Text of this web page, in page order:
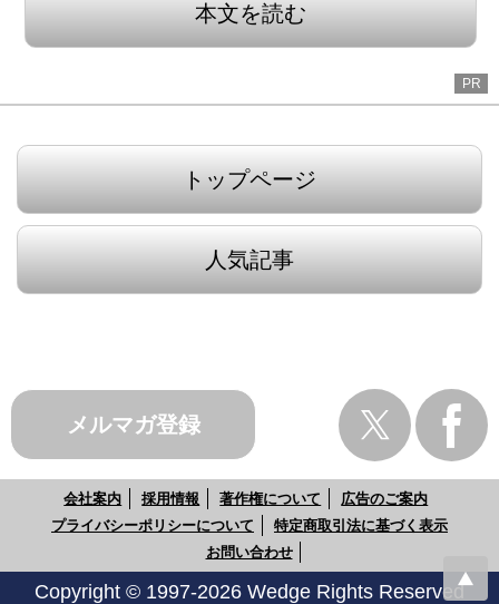
本文を読む
PR
トップページ
人気記事
メルマガ登録
会社案内 採用情報 著作権について
広告のご案内
プライバシーポリシーについて
特定商取引法に基づく表示
お問い合わせ
Copyright © 1997-2026 Wedge Rights Reserved